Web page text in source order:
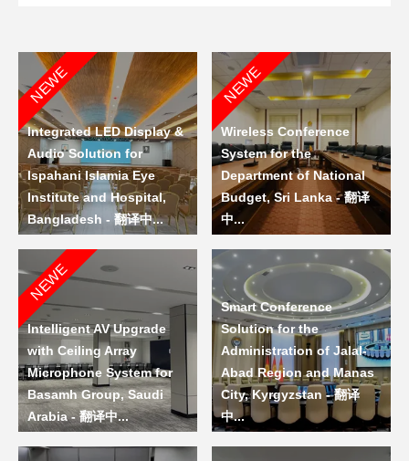
NEWE
Integrated LED Display &
Audio Solution for
Ispahani Islamia Eye
Institute and Hospital,
Bangladesh - 翻译中...
NEWE
Wireless Conference
System for the
Department of National
Budget, Sri Lanka - 翻译
中...
NEWE
Intelligent AV Upgrade
with Ceiling Array
Microphone System for
Basamh Group, Saudi
Arabia - 翻译中...
Smart Conference
Solution for the
Administration of Jalal-
Abad Region and Manas
City, Kyrgyzstan - 翻译
中...